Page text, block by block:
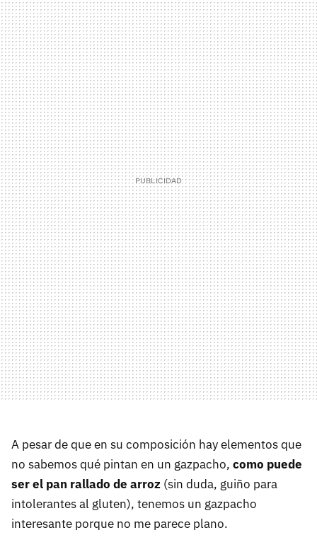
A pesar de que en su composición hay elementos que
no sabemos qué pintan en un gazpacho, como puede
ser el pan rallado de arroz (sin duda, guiño para
intolerantes al gluten), tenemos un gazpacho
interesante porque no me parece plano.